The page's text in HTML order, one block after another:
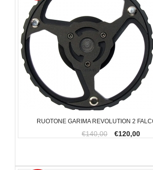
RUOTONE GARIMA REVOLUTION 2
€140,00 €120,00